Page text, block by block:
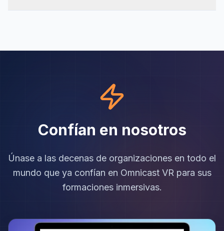
Confían en nosotros
Únase a las decenas de organizaciones en todo el
mundo que ya confían en Omnicast VR para sus
formaciones inmersivas.